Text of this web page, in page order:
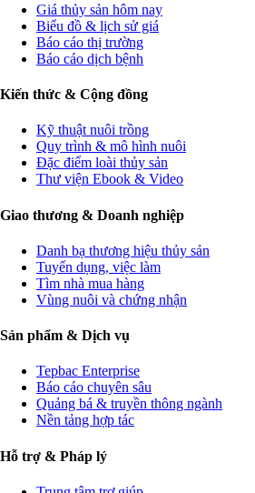
Giá thủy sản hôm nay
Biểu đồ & lịch sử giá
Báo cáo thị trường
Báo cáo dịch bệnh
Kiến thức & Cộng đồng
Kỹ thuật nuôi trồng
Quy trình & mô hình nuôi
Đặc điểm loài thủy sản
Thư viện Ebook & Video
Giao thương & Doanh nghiệp
Danh bạ thương hiệu thủy sản
Tuyển dụng, việc làm
Tìm nhà mua hàng
Vùng nuôi và chứng nhận
Sản phẩm & Dịch vụ
Tepbac Enterprise
Báo cáo chuyên sâu
Quảng bá & truyền thông ngành
Nền tảng hợp tác
Hỗ trợ & Pháp lý